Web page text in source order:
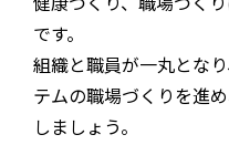
です。
組織と職員が一丸とな
テムの職場づくりを進
しましょう。